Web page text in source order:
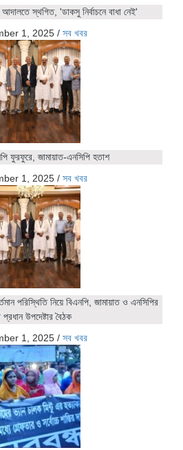
আদালতে স্থগিত, 'ডাকসু নির্বাচনে বাধা নেই'
1, 2025 / সব খবর
ফুরফুরে, জামায়াত-এনসিপি হতাশ
1, 2025 / সব খবর
পরিস্থিতি নিয়ে বিএনপি, জামায়াত ও এনসিপির
প্রধান উপদেষ্টার বৈঠক
1, 2025 / সব খবর